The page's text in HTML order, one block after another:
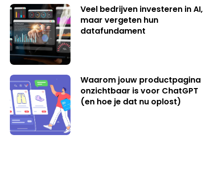
Veel bedrijven investeren in AI,
maar vergeten hun
datafundament
Waarom jouw productpagina
onzichtbaar is voor ChatGPT
(en hoe je dat nu oplost)